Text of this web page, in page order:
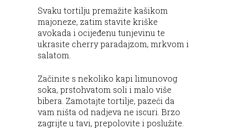
Svaku tortilju premažite kašikom
majoneze, zatim stavite kriške
avokada i ocijeđenu tunjevinu te
ukrasite cherry paradajzom, mrkvom i
salatom.
Začinite s nekoliko kapi limunovog
soka, prstohvatom soli i malo više
bibera. Zamotajte tortilje, pazeći da
vam ništa od nadjeva ne iscuri. Brzo
zagrijte u tavi, prepolovite i poslužite.